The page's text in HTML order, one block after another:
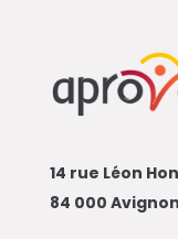
14 rue Léon
84 000 Avignon